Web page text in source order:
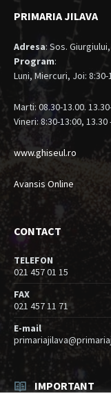
PRIMARIA JILAVA
Adresa: Sos.
Program:
Luni, Miercuri, Joi: 8:30-
Marti: 08.30-13.00.
Vineri: 8:30-13:00, 13.30
www.ghiseul.ro
Avansis Online
CONTACT
TELEFON
021 457 01 15
FAX
021 457 11 71
E-mail
IMPORTANT